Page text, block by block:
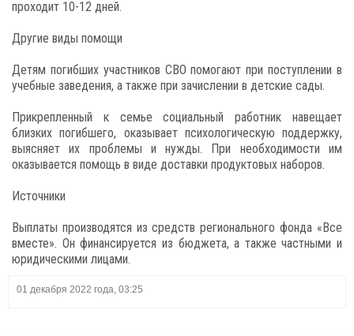
проходит 10-12 дней.
Другие виды помощи
Детям погибших участников СВО помогают при поступлении в
учебные заведения, а также при зачислении в детские сады.
Прикрепленный к семье социальный работник навещает
близких погибшего, оказывает психологическую поддержку,
выясняет их проблемы и нужды. При необходимости им
оказывается помощь в виде доставки продуктовых наборов.
Источники
Выплаты производятся из средств регионального фонда «Все
вместе». Он финансируется из бюджета, а также частными и
юридическими лицами.
01 декабря 2022 года, 03:25